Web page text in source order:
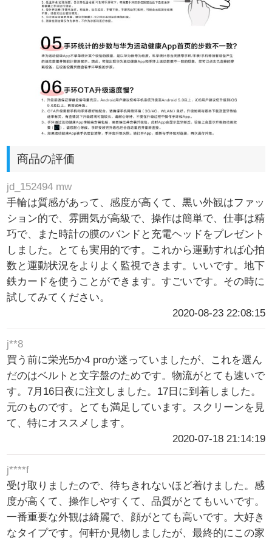
商品の評価
jd_152494 mw
手輪は質感があって、感度が高くて、黒い外観はファッ
ション的で、雰囲気が高級で、操作は簡単で、仕事は精
巧で、また時計の膜のバンドと充電ヘッドをプレゼント
しました。とても実用的です。これから運動すれば心拍
数と運動状況をよりよく監視できます。いいです。地下
鉄カードを使うことができます。すごいです。その時に
試してみてください。
2020-08-23 22:08:15
j**8
買う前に栄光5か4 proか迷っていましたが、これを選ん
だのはベルトと文字盤のためです。物流がとても速いで
す。7月16日夜に注文しました。17日に到着しました。
元のものです。とても満足しています。スクリーンを見
て、特にオススメします。
2020-07-18 21:14:19
j****f
受け取りましたので、待ちきれないほど着けました。感
度が高くて、操作しやすくて、品質がとてもいいです。
一番重要な外観は綺麗で、顔がとても高いです。大好き
なタイプです。何軒か見物しましたが、最終的にこの家